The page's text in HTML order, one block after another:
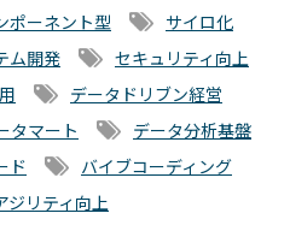
ポーネント型
サイロ化
ム開発
セキュリティ向上
データドリブン経営
タマート
データ分析基盤
ド
バイブコーディング
ジリティ向上